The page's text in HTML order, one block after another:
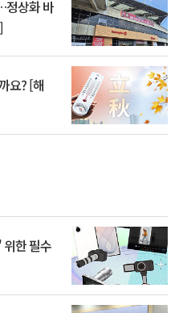
정상화 바
요? [해
한 필수